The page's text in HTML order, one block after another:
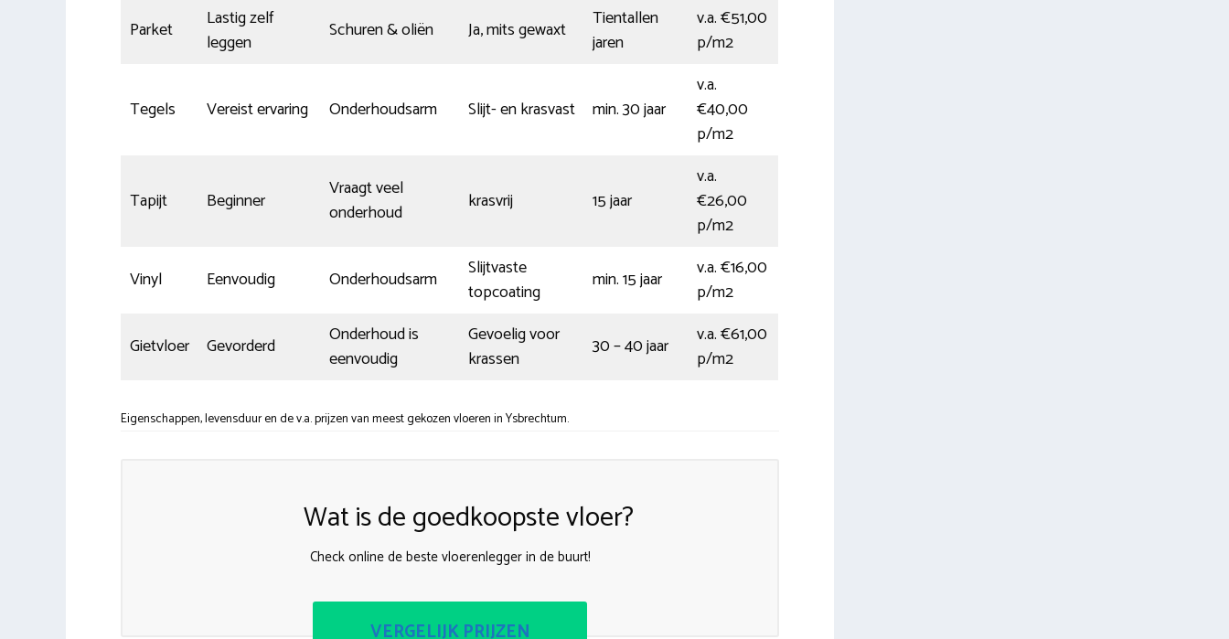
Parket
Lastig zelf
leggen
Schuren & oliën Ja, mits gewaxt
Tientallen
jaren
v.a. €51,00
p/m2
Tegels Vereist ervaring Onderhoudsarm Slijt- en krasvast min. 30 jaar
v.a.
€40,00
p/m2
Tapijt Beginner
Vraagt veel
onderhoud
krasvrij 15 jaar
v.a.
€26,00
p/m2
Vinyl
Eenvoudig Onderhoudsarm
Slijtvaste
topcoating
min. 15 jaar
v.a. €16,00
p/m2
Gietvloer
Gevorderd
Onderhoud is
eenvoudig
Gevoelig voor
krassen
30 – 40 jaar
v.a. €61,00
p/m2
Eigenschappen, levensduur en de v.a. prijzen van meest gekozen vloeren in Ysbrechtum.
Wat is de goedkoopste vloer?
Check online de beste vloerenlegger in de buurt!
VERGELIJK PRIJZEN